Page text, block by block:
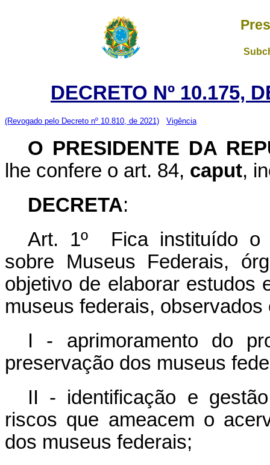
DECRETO Nº 10.175,
(Revogado pelo Decreto nº 10.810, de 2021) Vigência
O PRESIDENTE DA
lhe confere o art. 84, caput,
DECRETA:
Art. 1º Fica instituído o
sobre Museus Federais,
objetivo de elaborar estudos
museus federais,
I - aprimoramento do
preservação dos museus
II - identificação e
riscos que ameacem o
dos museus federais;